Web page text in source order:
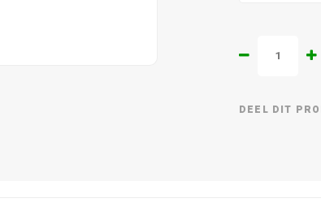
DEEL DIT